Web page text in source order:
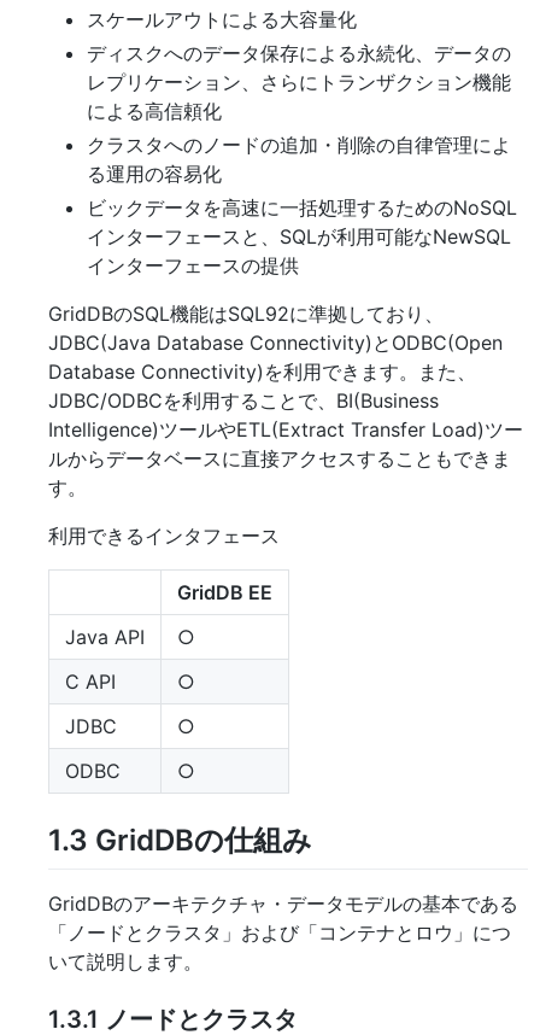
スケールアウトによる大容量化
ディスクへのデータ保存による永続化、データの
レプリケーション、さらにトランザクション機能
による高信頼化
クラスタへのノードの追加・削除の自律管理によ
る運用の容易化
ビックデータを高速に一括処理するためのNoSQL
インターフェースと、SQLが利用可能なNewSQL
インターフェースの提供
GridDBのSQL機能はSQL92に準拠しており、
JDBC(Java Database Connectivity)とODBC(Open
Database Connectivity)を利用できます。また、
JDBC/ODBCを利用することで、BI(Business
Intelligence)ツールやETL(Extract Transfer Load)ツー
ルからデータベースに直接アクセスすることもできま
す。
利用できるインタフェース
GridDB EE
Java API
○
C API
○
JDBC
○
ODBC
○
1.3 GridDBの仕組み
GridDBのアーキテクチャ・データモデルの基本である
「ノードとクラスタ」および「コンテナとロウ」につ
いて説明します。
1.3.1 ノードとクラスタ